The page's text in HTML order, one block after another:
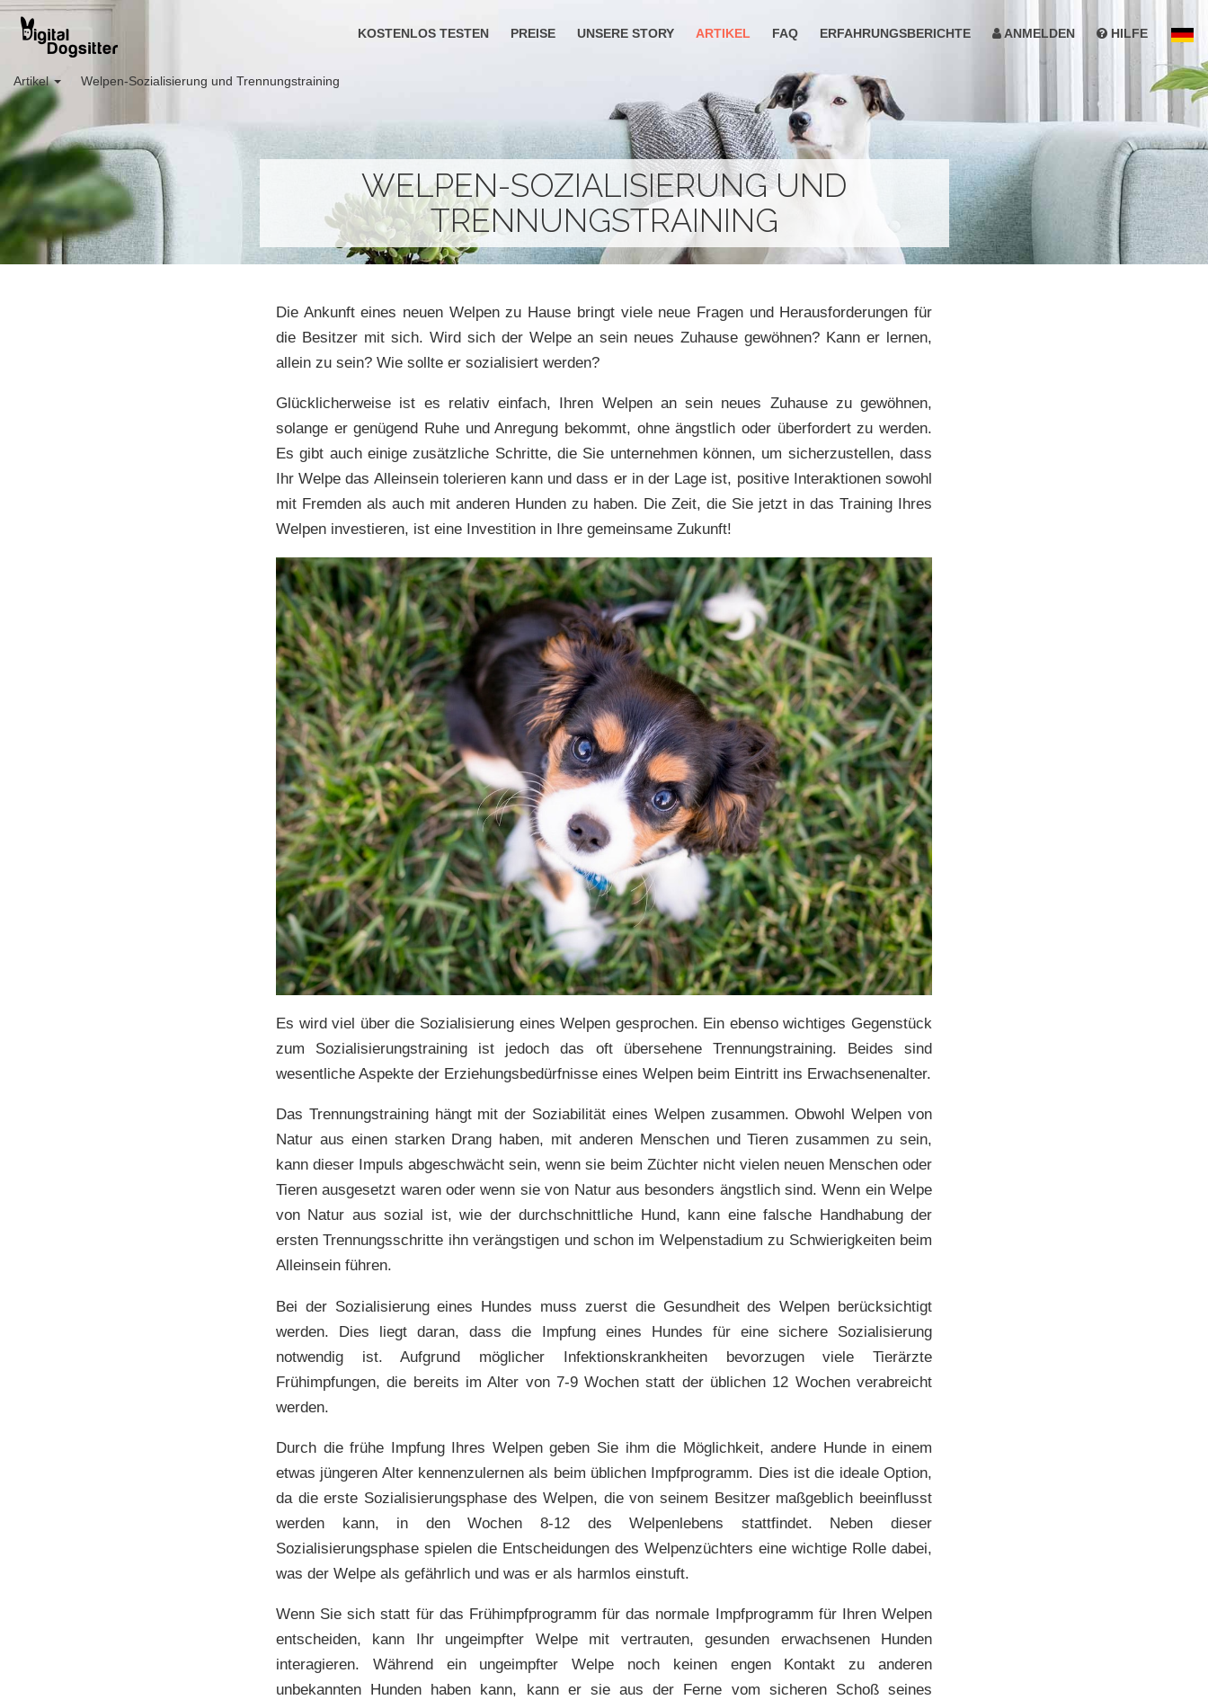
KOSTENLOS TESTEN PREISE UNSERE STORY ARTIKEL FAQ ERFAHRUNGSBERICHTE ANMELDEN HILFE
Artikel Welpen-Sozialisierung und Trennungstraining
WELPEN-SOZIALISIERUNG UND
TRENNUNGSTRAINING
Die Ankunft eines neuen Welpen zu Hause bringt viele neue Fragen und Herausforderungen für
die Besitzer mit sich. Wird sich der Welpe an sein neues Zuhause gewöhnen? Kann er lernen,
allein zu sein? Wie sollte er sozialisiert werden?
Glücklicherweise ist es relativ einfach, Ihren Welpen an sein neues Zuhause zu gewöhnen,
solange er genügend Ruhe und Anregung bekommt, ohne ängstlich oder überfordert zu werden.
Es gibt auch einige zusätzliche Schritte, die Sie unternehmen können, um sicherzustellen, dass
Ihr Welpe das Alleinsein tolerieren kann und dass er in der Lage ist, positive Interaktionen sowohl
mit Fremden als auch mit anderen Hunden zu haben. Die Zeit, die Sie jetzt in das Training Ihres
Welpen investieren, ist eine Investition in Ihre gemeinsame Zukunft!
Es wird viel über die Sozialisierung eines Welpen gesprochen. Ein ebenso wichtiges Gegenstück
zum Sozialisierungstraining ist jedoch das oft übersehene Trennungstraining. Beides sind
wesentliche Aspekte der Erziehungsbedürfnisse eines Welpen beim Eintritt ins Erwachsenenalter.
Das Trennungstraining hängt mit der Soziabilität eines Welpen zusammen. Obwohl Welpen von
Natur aus einen starken Drang haben, mit anderen Menschen und Tieren zusammen zu sein,
kann dieser Impuls abgeschwächt sein, wenn sie beim Züchter nicht vielen neuen Menschen oder
Tieren ausgesetzt waren oder wenn sie von Natur aus besonders ängstlich sind. Wenn ein Welpe
von Natur aus sozial ist, wie der durchschnittliche Hund, kann eine falsche Handhabung der
ersten Trennungsschritte ihn verängstigen und schon im Welpenstadium zu Schwierigkeiten beim
Alleinsein führen.
Bei der Sozialisierung eines Hundes muss zuerst die Gesundheit des Welpen berücksichtigt
werden. Dies liegt daran, dass die Impfung eines Hundes für eine sichere Sozialisierung
notwendig ist. Aufgrund möglicher Infektionskrankheiten bevorzugen viele Tierärzte
Frühimpfungen, die bereits im Alter von 7-9 Wochen statt der üblichen 12 Wochen verabreicht
werden.
Durch die frühe Impfung Ihres Welpen geben Sie ihm die Möglichkeit, andere Hunde in einem
etwas jüngeren Alter kennenzulernen als beim üblichen Impfprogramm. Dies ist die ideale Option,
da die erste Sozialisierungsphase des Welpen, die von seinem Besitzer maßgeblich beeinflusst
werden kann, in den Wochen 8-12 des Welpenlebens stattfindet. Neben dieser
Sozialisierungsphase spielen die Entscheidungen des Welpenzüchters eine wichtige Rolle dabei,
was der Welpe als gefährlich und was er als harmlos einstuft.
Wenn Sie sich statt für das Frühimpfprogramm für das normale Impfprogramm für Ihren Welpen
entscheiden, kann Ihr ungeimpfter Welpe mit vertrauten, gesunden erwachsenen Hunden
interagieren. Während ein ungeimpfter Welpe noch keinen engen Kontakt zu anderen
unbekannten Hunden haben kann, kann er sie aus der Ferne vom sicheren Schoß seines